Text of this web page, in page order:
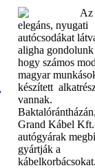
Az
elegáns, nyugati
autócsodákat
aligha gondolunk
hogy számos
magyar
készített
vannak.
Grand Kábel
autógyárak
gyártják a